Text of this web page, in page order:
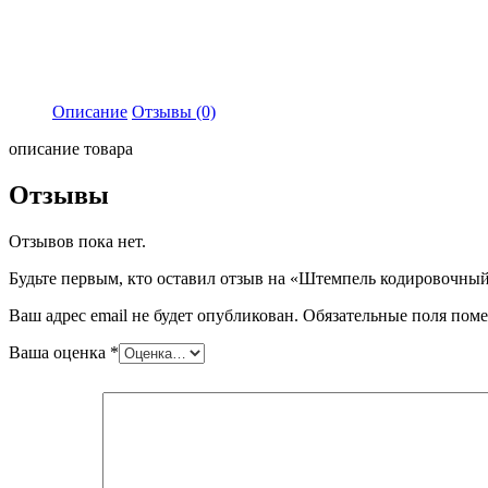
Описание Отзывы (0)
описание товара
Отзывы
Отзывов пока нет.
Будьте первым, кто оставил отзыв на «Штемпель
Ваш адрес email не будет опубликован. Обязательные поля
Ваша оценка *